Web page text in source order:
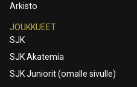
Arkisto
JOUKKUEET
SJK
SJK Akatemia
SJK Juniorit (omalle sivulle)